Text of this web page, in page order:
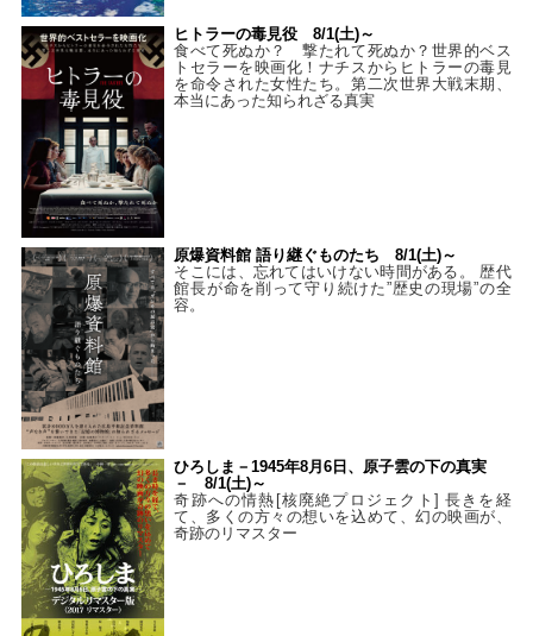
ヒトラーの毒見役 8/1(土)～
食べて死ぬか？ 撃たれて死ぬか？世界的ベス
トセラーを映画化！ナチスからヒトラーの毒見
を命令された女性たち。第二次世界大戦末期、
本当にあった知られざる真実
原爆資料館 語り継ぐものたち 8/1(土)～
そこには、忘れてはいけない時間がある。 歴代
館長が命を削って守り続けた”歴史の現場”の全
容。
ひろしま－1945年8月6日、原子雲の下の真実
－ 8/1(土)～
奇跡への情熱[核廃絶プロジェクト] 長きを経
て、多くの方々の想いを込めて、幻の映画が、
奇跡のリマスター